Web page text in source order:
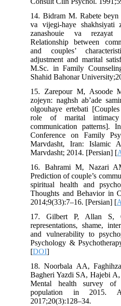
14. Bidram M. Rabete
va vijegi-haye
zanashouie va rezayat
Relationship between
and couples’
adjustment and marital
M.Sc. in Family
Shahid Bahonar
15. Zarepour M, Asoode
zojeyn: naghsh ab’ade
olgouhaye ertebati
role of marital
communication patterns].
Conference on Family
Marvdasht, Iran: Islamic
Marvdasht; 2014. [Persian]
16. Bahrami M, Nazari
Prediction of couple’s
spiritual health and
Thoughts and Behavior in
2014;9(33):7–16. [Persian] [
17. Gilbert P, Allan S,
representations, shame,
and vulnerability to
Psychology &
[DOI
18. Noorbala AA,
Bagheri Yazdi SA, Hajebi
Mental health survey
population in 2015.
2017;20(3):128–34.